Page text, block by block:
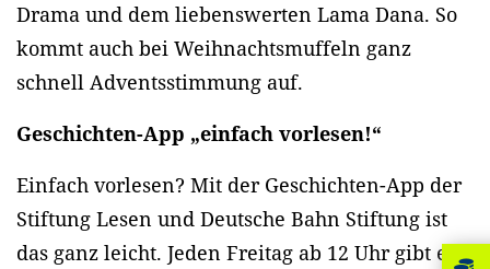
Drama und dem liebenswerten Lama Dana. So
kommt auch bei Weihnachtsmuffeln ganz
schnell Adventsstimmung auf.
Geschichten-App „einfach vorlesen!“
Einfach vorlesen? Mit der Geschichten-App der
Stiftung Lesen und Deutsche Bahn Stiftung ist
das ganz leicht. Jeden Freitag ab 12 Uhr gibt es